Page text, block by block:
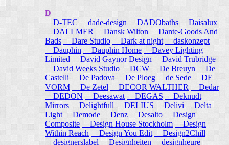
D
D-TEC
dade-design DADObaths
Daisalux
DALLMER
Dansk Wilton
Dante-Goods And
Bads
Dare Studio Dark at night
daskonzept
Dauphin
Dauphin Home
Davey Lighting
Limited
David Gaynor Design
David Trubridge
David Weeks Studio
DCW De Breuyn
De
Castelli
De Padova De Ploeg de Sede
DE
VORM
De Zetel DECOR WALTHER
Dedar
DEDON
Deesawat DEGAS
Deknudt
Mirrors
Delightfull DELIUS Delivi
Delta
Light
Demode Denz Desalto
Design
Composite
Design House Stockholm
Design
Within Reach
Design You Edit
Design2Chill
designerslabel
Designheiten
designheure